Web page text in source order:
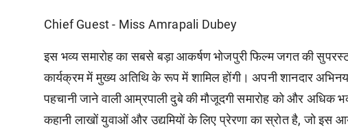
Chief Guest - Miss Amrapali Dubey
इस भव्य समारोह का सबसे बड़ा आकर्षण भोजपुरी फिल्म जगत की
कार्यक्रम में मुख्य अतिथि के रूप में शामिल होंगी। अपनी शानदार अभिनय
पहचानी जाने वाली आम्रपाली दुबे की मौजूदगी समारोह को और अधिक
कहानी लाखों युवाओं और उद्यमियों के लिए प्रेरणा का स्रोत है,जो इस